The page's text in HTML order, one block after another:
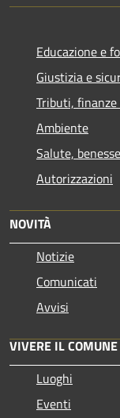
Educazione e
Giustizia e
Tributi,
Ambiente
Salute,
Autorizzazioni
NOVITÀ
Notizie
Comunicati
Avvisi
VIVERE IL COMUNE
Luoghi
Eventi